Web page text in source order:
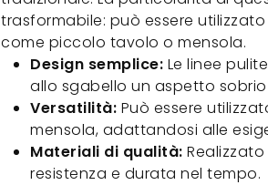
trasformabile: può essere
come piccolo tavolo o mensola.
Design semplice: Le linee
allo sgabello un aspetto
Versatilità: Può essere
mensola, adattandosi alle
Materiali di qualità:
resistenza e durata nel tempo.